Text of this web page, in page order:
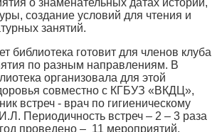
о знаменательных датах истории,
создание условий для чтения и
занятий.
библиотека готовит для членов клуба
по разным направлениям. В
организовала для этой
совместно с КГБУЗ «ВКДЦ»,
встреч - врач по гигиеническому
Периодичность встреч – 2 – 3 раза
проведено – 11 мероприятий,